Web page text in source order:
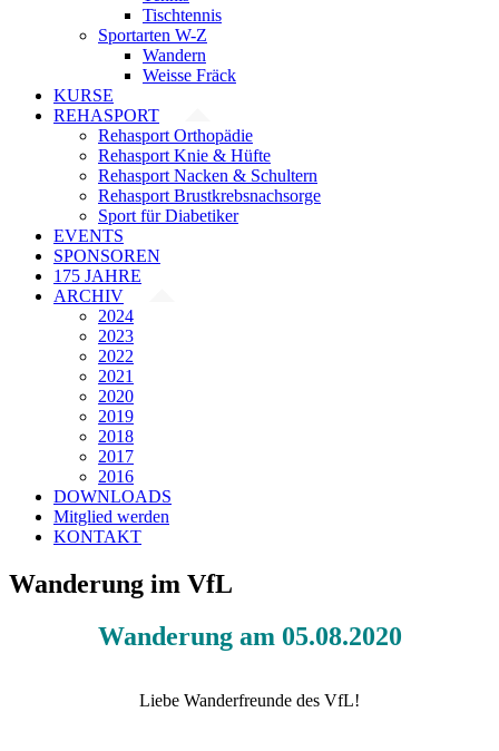
Tischtennis
Sportarten W-Z
Wandern
Weisse Fräck
KURSE
REHASPORT
Rehasport Orthopädie
Rehasport Knie & Hüfte
Rehasport Nacken & Schultern
Rehasport Brustkrebsnachsorge
Sport für Diabetiker
EVENTS
SPONSOREN
175 JAHRE
ARCHIV
2024
2023
2022
2021
2020
2019
2018
2017
2016
DOWNLOADS
Mitglied werden
KONTAKT
Wanderung im VfL
Wanderung am 05.08.2020
Liebe Wanderfreunde des VfL!